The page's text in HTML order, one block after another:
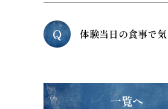
Q 体験当日の食事で
一覧へ